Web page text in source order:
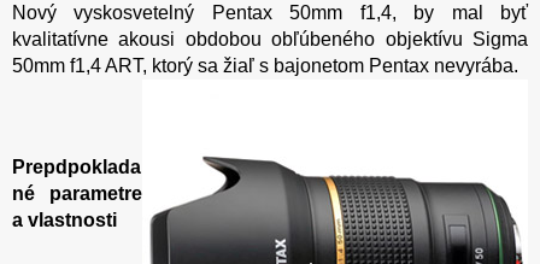
Nový vyskosvetelný Pentax 50mm f1,4, by mal byť
kvalitatívne akousi obdobou obľúbeného objektívu Sigma
50mm f1,4 ART, ktorý sa žiaľ s bajonetom Pentax nevyrába.
Prepdpoklada
né parametre
a vlastnosti